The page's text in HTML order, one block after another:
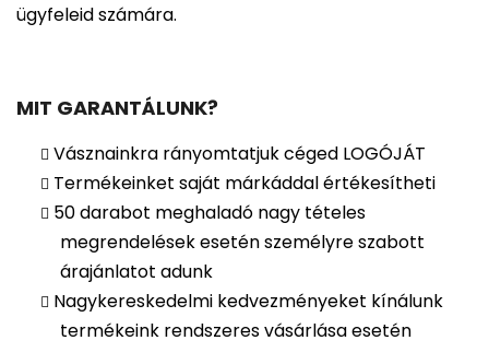
ügyfeleid számára.
MIT GARANTÁLUNK?
Vásznainkra rányomtatjuk céged LOGÓJÁT
Termékeinket saját márkáddal értékesítheti
50 darabot meghaladó nagy tételes
megrendelések esetén személyre szabott
árajánlatot adunk
Nagykereskedelmi kedvezményeket kínálunk
termékeink rendszeres vásárlása esetén